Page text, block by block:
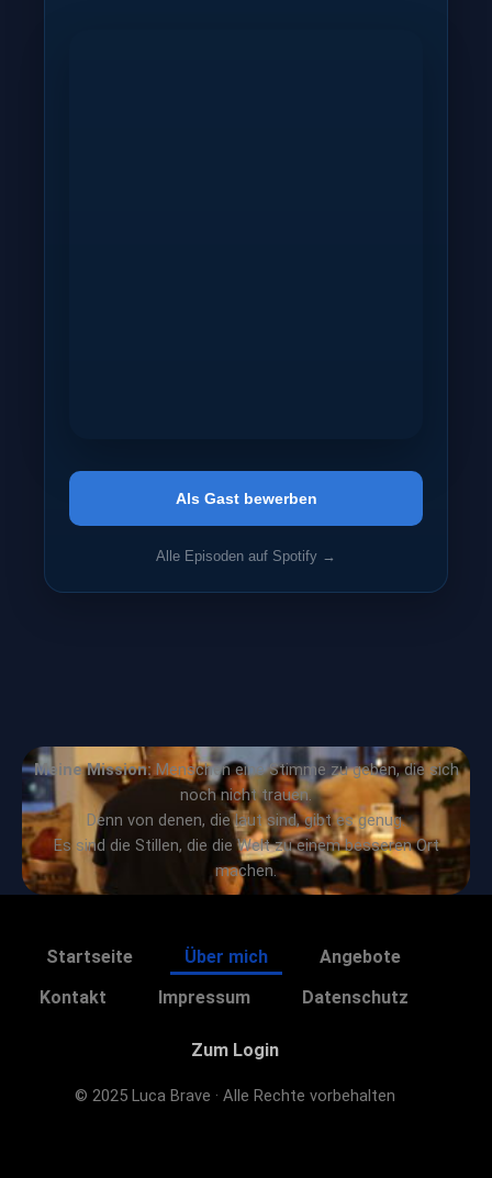
Als Gast bewerben
Alle Episoden auf Spotify →
Meine Mission:Menschen eine Stimme zu geben, die sich
noch nicht trauen.
Denn von denen, die laut sind, gibt es genug.
Es sind die Stillen, die die Welt zu einem besseren Ort
machen.
Startseite Über mich
Angebote
Kontakt
Impressum Datenschutz
Zum Login
© 2025 Luca Brave · Alle Rechte vorbehalten